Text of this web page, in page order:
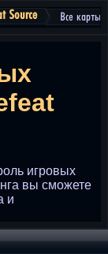
Source Все карты
игровых
вы сможете
и